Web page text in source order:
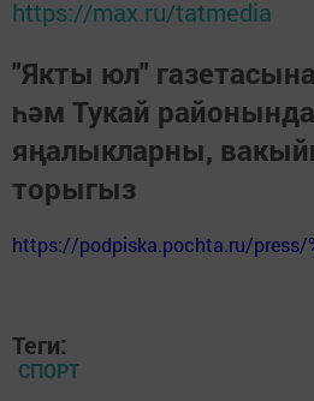
https://max.ru/tatmedia
"Якты юл"
һәм Тукай
яңалыкларны,
торыгыз
https://podpiska.pochta.ru/press/
Теги:
СПОРТ